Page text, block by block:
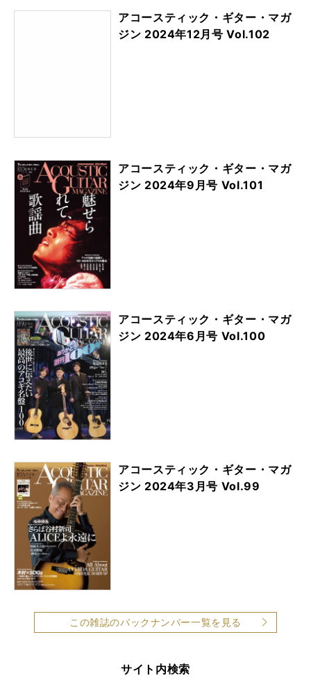
アコースティック・ギター・マガ
ジン 2024年12月号 Vol.102
アコースティック・ギター・マガ
ジン 2024年9月号 Vol.101
アコースティック・ギター・マガ
ジン 2024年6月号 Vol.100
アコースティック・ギター・マガ
ジン 2024年3月号 Vol.99
この雑誌のバックナンバー一覧を見る
サイト内検索